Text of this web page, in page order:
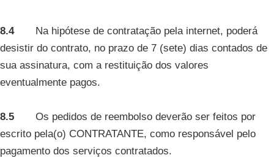
8.4Na hipótese de contratação pela internet, poderá
desistir do contrato, no prazo de 7 (sete) dias contados de
sua assinatura, com a restituição dos valores
eventualmente pagos.
8.5 Os pedidos de reembolso deverão ser feitos por
escrito pela(o) CONTRATANTE, como responsável pelo
pagamento dos serviços contratados.